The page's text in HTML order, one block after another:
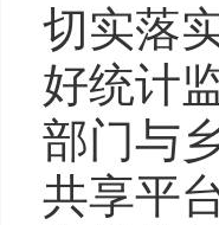
切实落
好统计
部门与
共享平